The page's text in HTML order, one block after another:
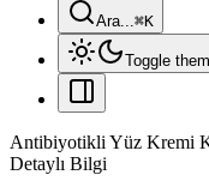
Ara...⌘K
Toggle
Antibiyotikli Yüz Kremi
Detaylı Bilgi